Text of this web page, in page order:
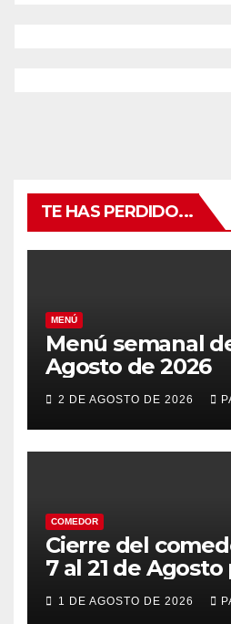
TE HAS PERDIDO...
MENÚ
Menú semanal
Agosto de 2026
2 DE AGOSTO DE 2026
COMEDOR
Cierre del
7 al 21 de Agosto
vacaciones
1 DE AGOSTO DE 2026